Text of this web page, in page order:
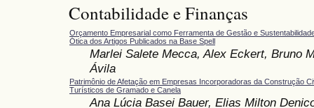
Contabilidade e Finanças
Orçamento Empresarial como Ferramenta de Gestão e
Ótica dos Artigos Publicados na Base Spell
Marlei Salete Mecca, Alex Eckert, Bruno
Ávila
Patrimônio de Afetação em Empresas Incorporadoras da Construção
Turísticos de Gramado e Canela
Ana Lúcia Basei Bauer, Elias Milton